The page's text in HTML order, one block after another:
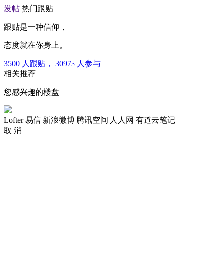
发帖 热门跟贴
跟贴是一种信仰，
态度就在你身上。
3500 人跟贴， 30973 人参与
相关推荐
您感兴趣的楼盘
Lofter 易信 新浪微博 腾讯空间 人人网 有道云笔记
取 消